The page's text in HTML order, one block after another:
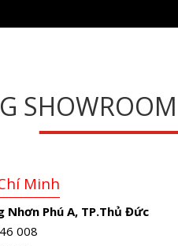
Minh
Nhơn Phú A, TP.Thủ Đức
008